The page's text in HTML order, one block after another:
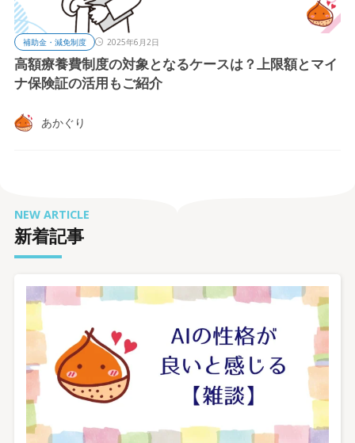
補助金・減免制度 2025年6月2日
高額療養費制度の対象となるケースは？上限額とマイ
ナ保険証の活用もご紹介
あかぐり
新着記事
NEW ARTICLE